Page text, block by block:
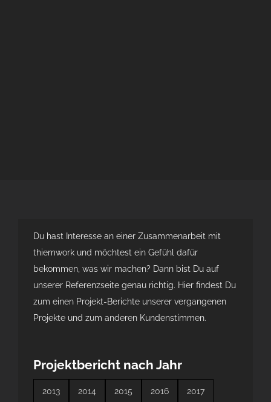
Du hast Interesse an einer Zusammenarbeit mit
thiemwork und möchtest ein Gefühl dafür
bekommen, was wir machen? Dann bist Du auf
unserer Referenzseite genau richtig. Hier findest Du
zum einen Projekt-Berichte unserer vergangenen
Projekte und zum anderen Kundenstimmen.
Projektbericht nach Jahr
2013 2014 2015 2016 2017